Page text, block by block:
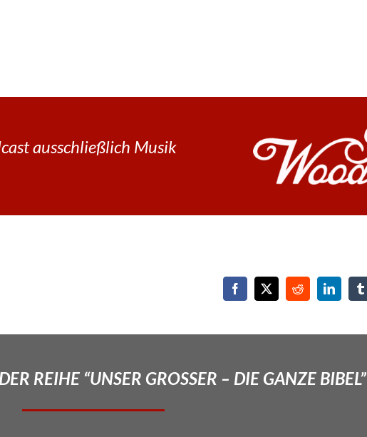
ausschließlich Musik
REIHE “UNSER GROSSER – DIE GANZE BIBEL”